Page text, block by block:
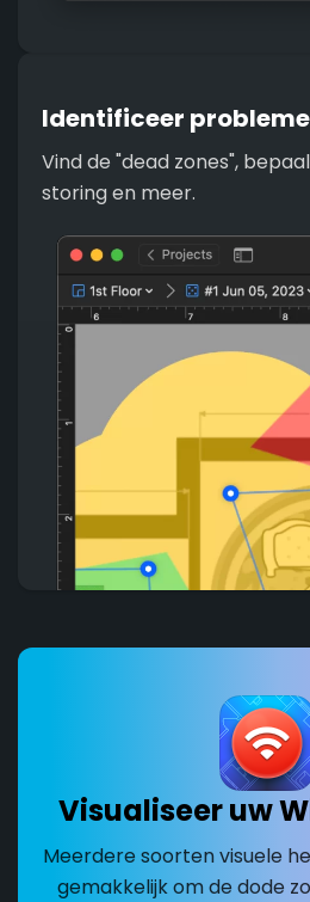
Identificeer
Vind de "dead zones",
storing en meer.
Visualiseer uw
Meerdere soorten visuele
gemakkelijk om de dode